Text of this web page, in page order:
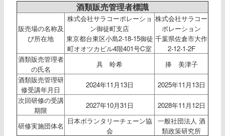
酒類販売管理者標識
販売場の名称及
び所在地
株式会社サラコーポレーショ
ン御徒町支店
東京都台東区小島2-18-15御徒
町オオツカビル4階401号C室
株式会社サラコー
ポレーション
千葉県佐倉市大作
2-12-1-2F
酒類販売管理者
の氏名
具 昤希
捧 美津子
酒類販売管理研
修受講年月日
2024年11月13日
2025年11月13日
次回研修の受講
期限
2027年10月31日 2028年11月12日
研修実施団体名
日本ボランタリーチェーン協
会
一般社団法人 酒
類政策研究所